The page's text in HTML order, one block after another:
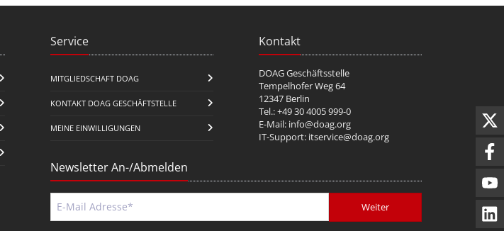
Service
MITGLIEDSCHAFT DOAG
KONTAKT DOAG GESCHÄFTSTELLE
MEINE EINWILLIGUNGEN
Kontakt
DOAG Geschäftsstelle
Tempelhofer Weg 64
12347 Berlin
Tel.: +49 30 4005 999-0
E-Mail: info@doag.org
IT-Support: itservice@doag.org
Newsletter An-/Abmelden
Weiter